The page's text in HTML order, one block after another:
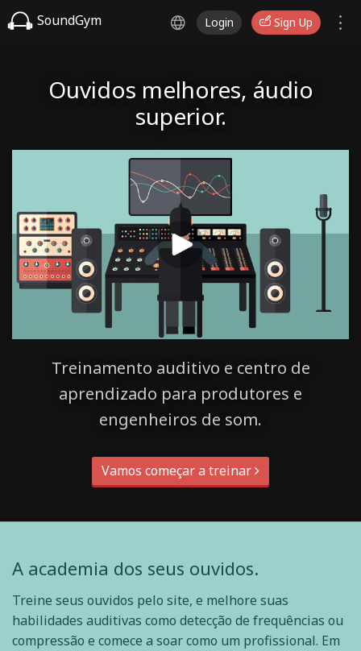
SoundGym Login Sign Up
Ouvidos melhores, áudio
superior.
Treinamento auditivo e centro de
aprendizado para produtores e
engenheiros de som.
Vamos começar a treinar
A academia dos seus ouvidos.
Treine seus ouvidos pelo site, e melhore suas
habilidades auditivas como detecção de frequências ou
compressão e comece a soar como um profissional. Em